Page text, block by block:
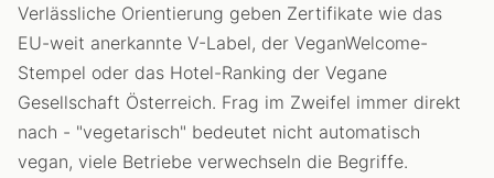
Verlässliche Orientierung geben Zertifikate wie das
EU-weit anerkannte V-Label, der VeganWelcome-
Stempel oder das Hotel-Ranking der Vegane
Gesellschaft Österreich. Frag im Zweifel immer direkt
nach - "vegetarisch" bedeutet nicht automatisch
vegan, viele Betriebe verwechseln die Begriffe.